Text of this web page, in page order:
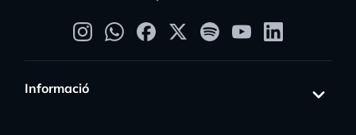
Informació